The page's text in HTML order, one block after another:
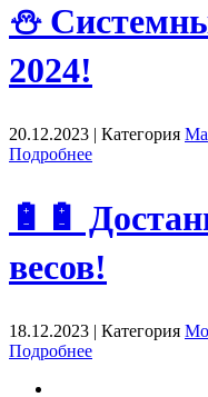
⛄
2024!
20.12.2023 | Категория
Подробнее
🔋🔋
весов!
18.12.2023 | Категория
Подробнее